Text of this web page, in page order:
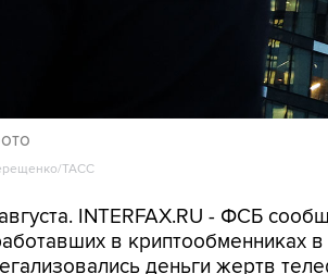
ТАСС
INTERFAX.RU - ФСБ
в криптообменниках
деньги жертв